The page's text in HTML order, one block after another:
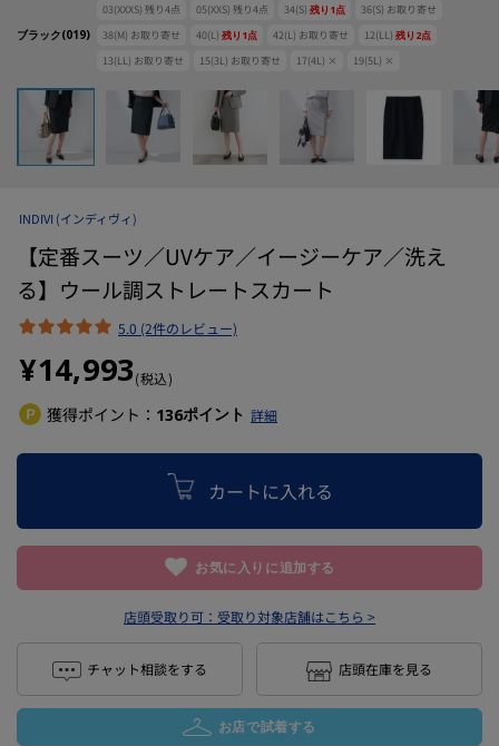
ブラック(019)
03(XXXS) 残り4点 05(XXS) 残り4点 34(S) 残り 1点 36(S) お取り寄せ
38(M) お取り寄せ 40(L) 残り 1点 42(L) お取り寄せ 12(LL) 残り 2点
13(LL) お取り寄せ 15(3L) お取り寄せ 17(4L) × 19(5L) ×
INDIVI (インディヴィ)
【定番スーツ／UVケア／イージーケア／洗え
る】ウール調ストレートスカート
5.0 (2件のレビュー)
¥14,993(税込)
獲得ポイント： 136ポイント 詳細
カートに入れる
お気に入りに追加する
店頭受取り可： 受取り対象店舗はこちら >
チャット相談をする 店頭在庫を見る
お店で試着する